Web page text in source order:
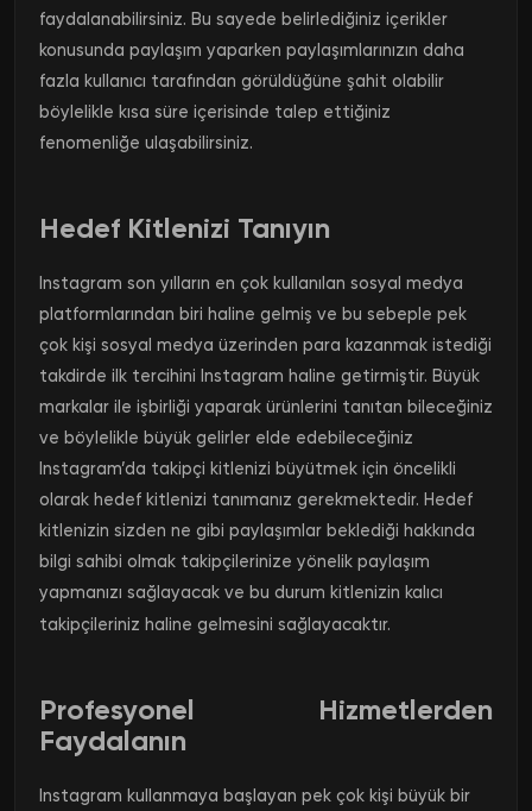
faydalanabilirsiniz. Bu sayede belirlediğiniz içerikler
konusunda paylaşım yaparken paylaşımlarınızın daha
fazla kullanıcı tarafından görüldüğüne şahit olabilir
böylelikle kısa süre içerisinde talep ettiğiniz
fenomenliğe ulaşabilirsiniz.
Hedef Kitlenizi Tanıyın
Instagram son yılların en çok kullanılan sosyal medya
platformlarından biri haline gelmiş ve bu sebeple pek
çok kişi sosyal medya üzerinden para kazanmak istediği
takdirde ilk tercihini Instagram haline getirmiştir. Büyük
markalar ile işbirliği yaparak ürünlerini tanıtan bileceğiniz
ve böylelikle büyük gelirler elde edebileceğiniz
Instagram’da takipçi kitlenizi büyütmek için öncelikli
olarak hedef kitlenizi tanımanız gerekmektedir. Hedef
kitlenizin sizden ne gibi paylaşımlar beklediği hakkında
bilgi sahibi olmak takipçilerinize yönelik paylaşım
yapmanızı sağlayacak ve bu durum kitlenizin kalıcı
takipçileriniz haline gelmesini sağlayacaktır.
Profesyonel Hizmetlerden
Faydalanın
Instagram kullanmaya başlayan pek çok kişi büyük bir